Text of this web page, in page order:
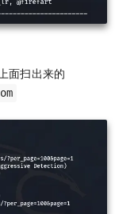
面扫出来的